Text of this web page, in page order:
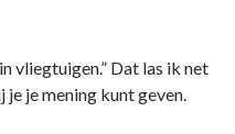
vliegtuigen.” Dat las ik net
je je mening kunt geven.